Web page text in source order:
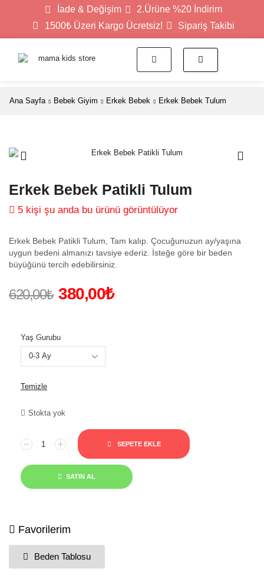
İade & Değişim
2.Ürüne %20 İndirim
1500₺ Üzeri Kargo Ücretsiz!
Sipariş Takibi
Ana Sayfa Bebek Giyim Erkek Bebek Erkek Bebek Tulum
Erkek Bebek Patikli Tulum
5 kişi şu anda bu ürünü görüntülüyor
Erkek Bebek Patikli Tulum, Tam kalıp. Çocuğunuzun ay/yaşına
uygun bedeni almanızı tavsiye ederiz. İsteğe göre bir beden
büyüğünü tercih edebilirsiniz.
620,00₺ 380,00₺
Yaş Gurubu
Temizle
Stokta yok
SEPETE EKLE
SATIN AL
Favorilerim
Beden Tablosu